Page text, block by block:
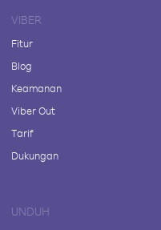
VIBER
Fitur
Blog
Keamanan
Viber Out
Tarif
Dukungan
UNDUH